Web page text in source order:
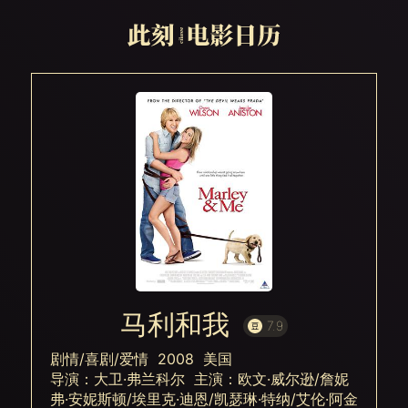
马利和我 7.9
剧情/喜剧/爱情 2008 美国
导演：大卫·弗兰科尔 主演：欧文·威尔逊/詹妮
弗·安妮斯顿/埃里克·迪恩/凯瑟琳·特纳/艾伦·阿金